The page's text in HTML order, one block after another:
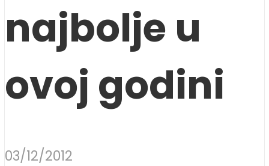
najbolje u
ovoj godini
03/12/2012